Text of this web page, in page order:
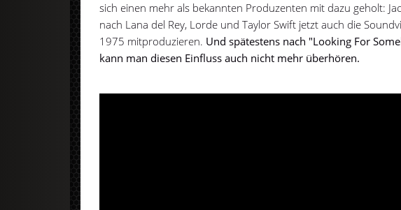
sich einen mehr als bekannten Produzenten mit dazu geholt:
nach Lana del Rey, Lorde und Taylor Swift jetzt auch die
1975 mitproduzieren. Und spätestens nach "Looking For
kann man diesen Einfluss auch nicht mehr überhören.